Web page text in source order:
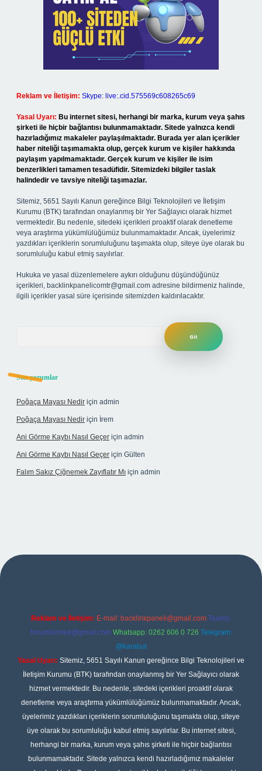
Reklam ve İletişim: Skype: live:.cid.575569c608265c69
Yasal Uyarı: Bu internet sitesi, herhangi bir marka, kurum veya şahıs
şirketi ile hiçbir bağlantısı bulunmamaktadır. Sitede yalnızca kendi
hazırladığımız makaleler paylaşılmaktadır. Burada yer alan içerikler
haber niteliği taşımamakta olup, gerçek kurum ve kişiler hakkında
paylaşım yapılmamaktadır. Gerçek kurum ve kişiler ile isim
benzerlikleri tamamen tesadüfidir. Sitemizdeki bilgiler taslak
halindedir ve tavsiye niteliği taşımazlar.
Sitemiz, 5651 Sayılı Kanun gereğince Bilgi Teknolojileri ve İletişim
Kurumu (BTK) tarafından onaylanmış bir Yer Sağlayıcı olarak hizmet
vermektedir. Bu nedenle, sitedeki içerikleri proaktif olarak denetleme
veya araştırma yükümlülüğümüz bulunmamaktadır. Ancak, üyelerimiz
yazdıkları içeriklerin sorumluluğunu taşımakta olup, siteye üye olarak bu
sorumluluğu kabul etmiş sayılırlar.
Hukuka ve yasal düzenlemelere aykırı olduğunu düşündüğünüz
içerikleri, backlinkpanelicomtr@gmail.com adresine bildirmeniz halinde,
ilgili içerikler yasal süre içerisinde sitemizden kaldırılacaktır.
Son yorumlar
Poğaça Mayası Nedir için admin
Poğaça Mayası Nedir için İrem
Ani Görme Kaybı Nasıl Geçer için admin
Ani Görme Kaybı Nasıl Geçer için Gülten
Falım Sakız Çiğnemek Zayıflatır Mı için admin
Reklam ve İletişim: E-mail: backlinkpaneli@gmail.com Teams:
forumhizmeti@gmail.com Whatsapp: 0262 606 0 726 Telegram:
@karabul
Yasal Uyarı: Sitemiz, 5651 Sayılı Kanun gereğince Bilgi Teknolojileri ve
İletişim Kurumu (BTK) tarafından onaylanmış bir Yer Sağlayıcı olarak
hizmet vermektedir. Bu nedenle, sitedeki içerikleri proaktif olarak
denetleme veya araştırma yükümlülüğümüz bulunmamaktadır. Ancak,
üyelerimiz yazdıkları içeriklerin sorumluluğunu taşımakta olup, siteye
üye olarak bu sorumluluğu kabul etmiş sayılırlar. Bu internet sitesi,
herhangi bir marka, kurum veya şahıs şirketi ile hiçbir bağlantısı
bulunmamaktadır. Sitede yalnızca kendi hazırladığımız makaleler